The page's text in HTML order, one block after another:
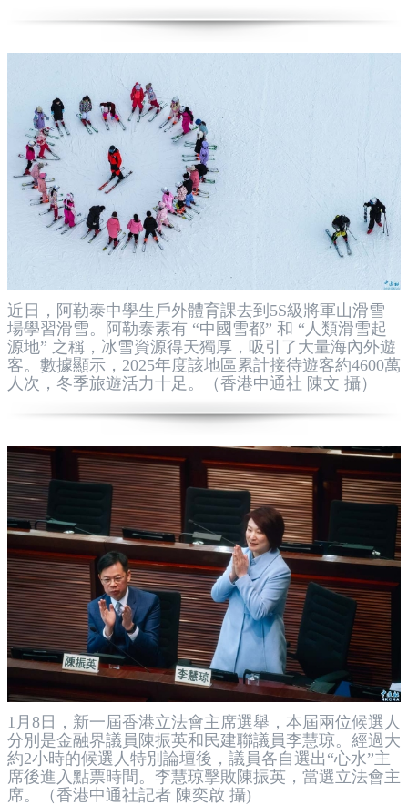
近日，阿勒泰中學生戶外體育課去到5S級將軍山滑雪
場學習滑雪。阿勒泰素有 “中國雪都” 和 “人類滑雪起
源地” 之稱，冰雪資源得天獨厚，吸引了大量海內外遊
客。數據顯示，2025年度該地區累計接待遊客約4600萬
人次，冬季旅遊活力十足。（香港中通社 陳文 攝）
1月8日，新一屆香港立法會主席選舉，本屆兩位候選人
分別是金融界議員陳振英和民建聯議員李慧琼。經過大
約2小時的候選人特別論壇後，議員各自選出“心水”主
席後進入點票時間。李慧琼擊敗陳振英，當選立法會主
席。（香港中通社記者 陳奕啟 攝)